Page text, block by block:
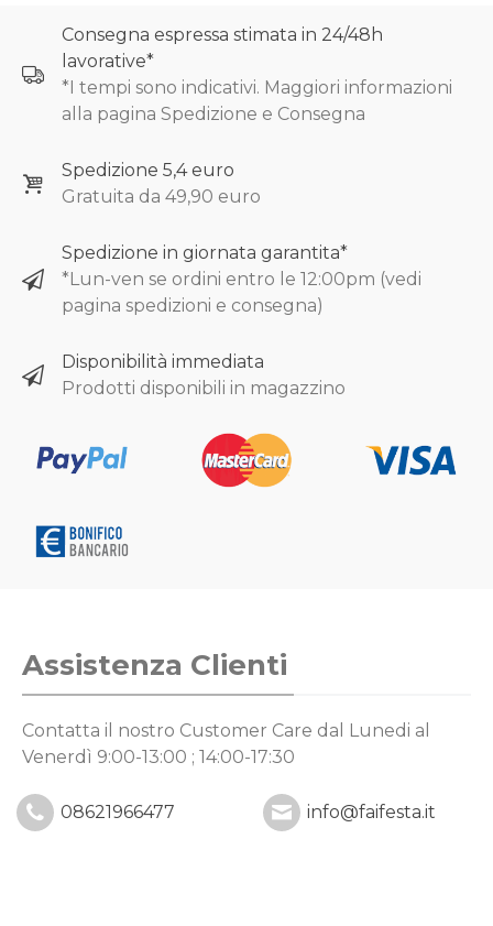
Consegna espressa stimata in 24/48h
lavorative*
*I tempi sono indicativi. Maggiori informazioni
alla pagina Spedizione e Consegna
Spedizione 5,4 euro
Gratuita da 49,90 euro
Spedizione in giornata garantita*
*Lun-ven se ordini entro le 12:00pm (vedi
pagina spedizioni e consegna)
Disponibilità immediata
Prodotti disponibili in magazzino
Assistenza Clienti
Contatta il nostro Customer Care dal Lunedi al
Venerdì 9:00-13:00 ; 14:00-17:30
08621966477 info@faifesta.it